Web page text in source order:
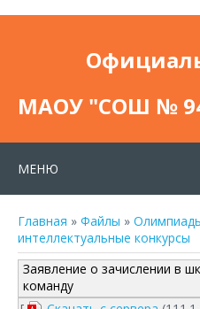
МАОУ "СОШ №
МЕНЮ
Главная » Файлы »
интеллектуальные конкурсы
Заявление о зачислении в
команду